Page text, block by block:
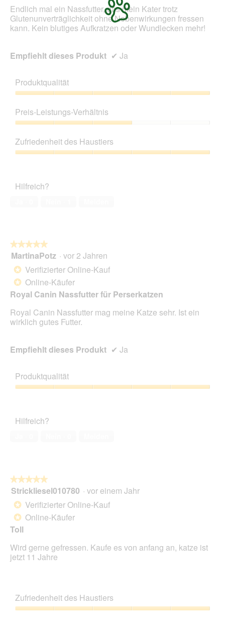
Endlich mal ein Nassfutter, das mein Kater trotz
Glutenunverträglichkeit ohne Nebenwirkungen fressen
kann. Kein blutiges Aufkratzen oder Wundlecken mehr!
Empfiehlt dieses Produkt ✔ Ja
Produktqualität
5
von
5
Preis-Leistungs-Verhältnis
Leistungs-
Verhältnis,
3
Zufriedenheit des Haustiers
5
Hilfreich?
★★★★★
★★★★★
5
Sternen.
MartinaPotz · vor 2 Jahren
* Verifizierter Online-Kauf
* Online-Käufer
Royal Canin Nassfutter für Perserkatzen
Royal Canin Nassfutter mag meine Katze sehr. Ist ein
wirklich gutes Futter.
Empfiehlt dieses Produkt ✔ Ja
Produktqualität
5
Hilfreich?
★★★★★
★★★★★
5
Sternen.
Strickliesel010780 · vor einem Jahr
* Verifizierter Online-Kauf
* Online-Käufer
Toll
Wird gerne gefressen. Kaufe es von anfang an, katze ist
jetzt 11 Jahre
Zufriedenheit des Haustiers